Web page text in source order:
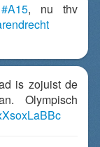
#A15, nu thv
is zojuist de
Olympisch